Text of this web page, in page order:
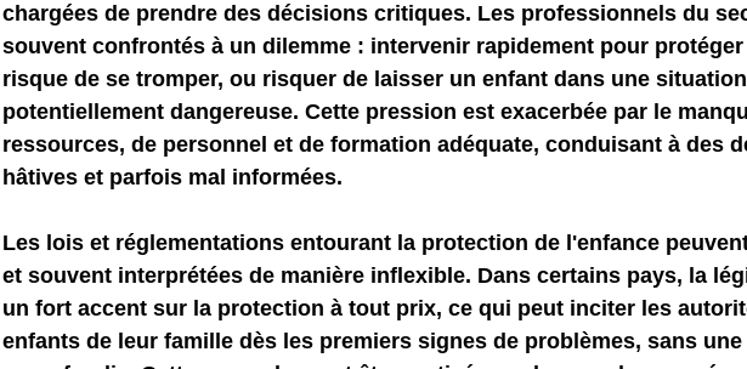
chargées de prendre des décisions critiques. Les professionnels du
souvent confrontés à un dilemme : intervenir rapidement pour
risque de se tromper, ou risquer de laisser un enfant dans une situation
potentiellement dangereuse. Cette pression est exacerbée par le
ressources, de personnel et de formation adéquate, conduisant à des
hâtives et parfois mal informées.
Les lois et réglementations entourant la protection de l'enfance
et souvent interprétées de manière inflexible. Dans certains pays, la
un fort accent sur la protection à tout prix, ce qui peut inciter les
enfants de leur famille dès les premiers signes de problèmes, sans